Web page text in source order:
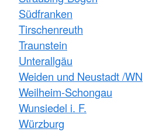
Südfranken
Tirschenreuth
Traunstein
Unterallgäu
Weiden und Neustadt /WN
Weilheim-Schongau
Wunsiedel i. F.
Würzburg